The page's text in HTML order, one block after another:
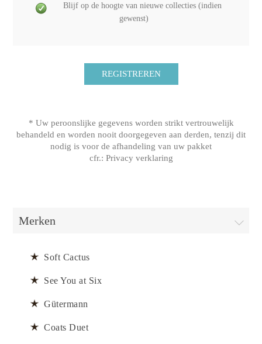
Blijf op de hoogte van nieuwe collecties (indien
gewenst)
* Uw peroonslijke gegevens worden strikt vertrouwelijk
behandeld en worden nooit doorgegeven aan derden, tenzij dit
nodig is voor de afhandeling van uw pakket
cfr.: Privacy verklaring
Merken
Soft Cactus
See You at Six
Gütermann
Coats Duet